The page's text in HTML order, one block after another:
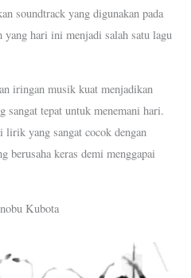
soundtrack yang digunakan pada
hari ini menjadi salah satu lagu
iringan musik kuat menjadikan
sangat tepat untuk menemani hari.
yang sangat cocok dengan
berusaha keras demi menggapai
Kubota